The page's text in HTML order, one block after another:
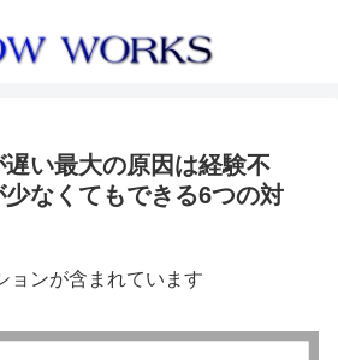
い最大の原因は経験不
なくてもできる6つの対
ョンが含まれています